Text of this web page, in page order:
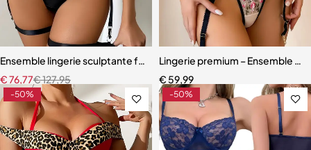
Ensemble lingerie sculptante femme – Dentelle raffinée avec
€127,95
€76,77
Lingerie premium – Ensemble
€ 59,99
-50% -50%